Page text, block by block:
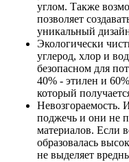
углом. Также
позволяет
уникальный
Экологически
углерод, хлор и
безопасном для
40% - этилен и
который
Невозгораемость.
поджечь и они не
материалов. Если
образовалась
не выделяет